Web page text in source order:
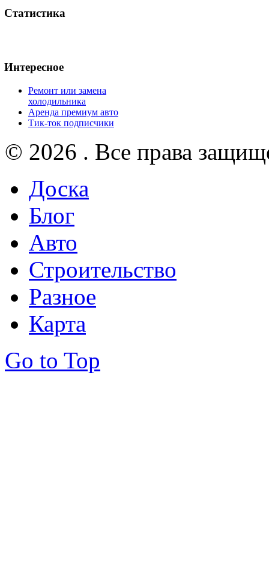
Статистика
Интересное
Ремонт или замена
холодильника
Аренда премиум авто
Тик-ток подписчики
© 2026 . Все права
Доска
Блог
Авто
Строительство
Разное
Карта
Go to Top